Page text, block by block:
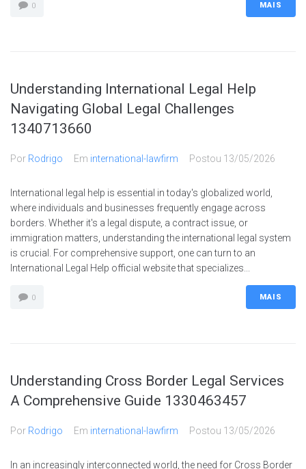
0 MAIS
Understanding International Legal Help
Navigating Global Legal Challenges
1340713660
Por Rodrigo Em international-lawfirm Postou 13/05/2026
International legal help is essential in today's globalized world,
where individuals and businesses frequently engage across
borders. Whether it's a legal dispute, a contract issue, or
immigration matters, understanding the international legal system
is crucial. For comprehensive support, one can turn to an
International Legal Help official website that specializes...
0 MAIS
Understanding Cross Border Legal Services
A Comprehensive Guide 1330463457
Por Rodrigo Em international-lawfirm Postou 13/05/2026
In an increasingly interconnected world, the need for Cross Border